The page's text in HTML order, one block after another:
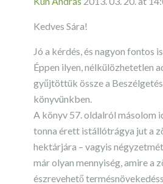
Kedves Sára!
Jó a kérdés, és nagyon fontos
Éppen ilyen, nélkülözhetetlen
gyűjtöttük össze a
könyvünkben.
A könyv 57. oldalról másolom
tonna érett istállótrágya jut a
hektárjára – vagyis
már olyan mennyiség, amire a
észrevehető